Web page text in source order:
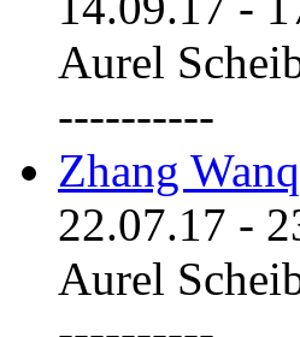
Aurel
----------
Zhang
22.07.17 -
Aurel